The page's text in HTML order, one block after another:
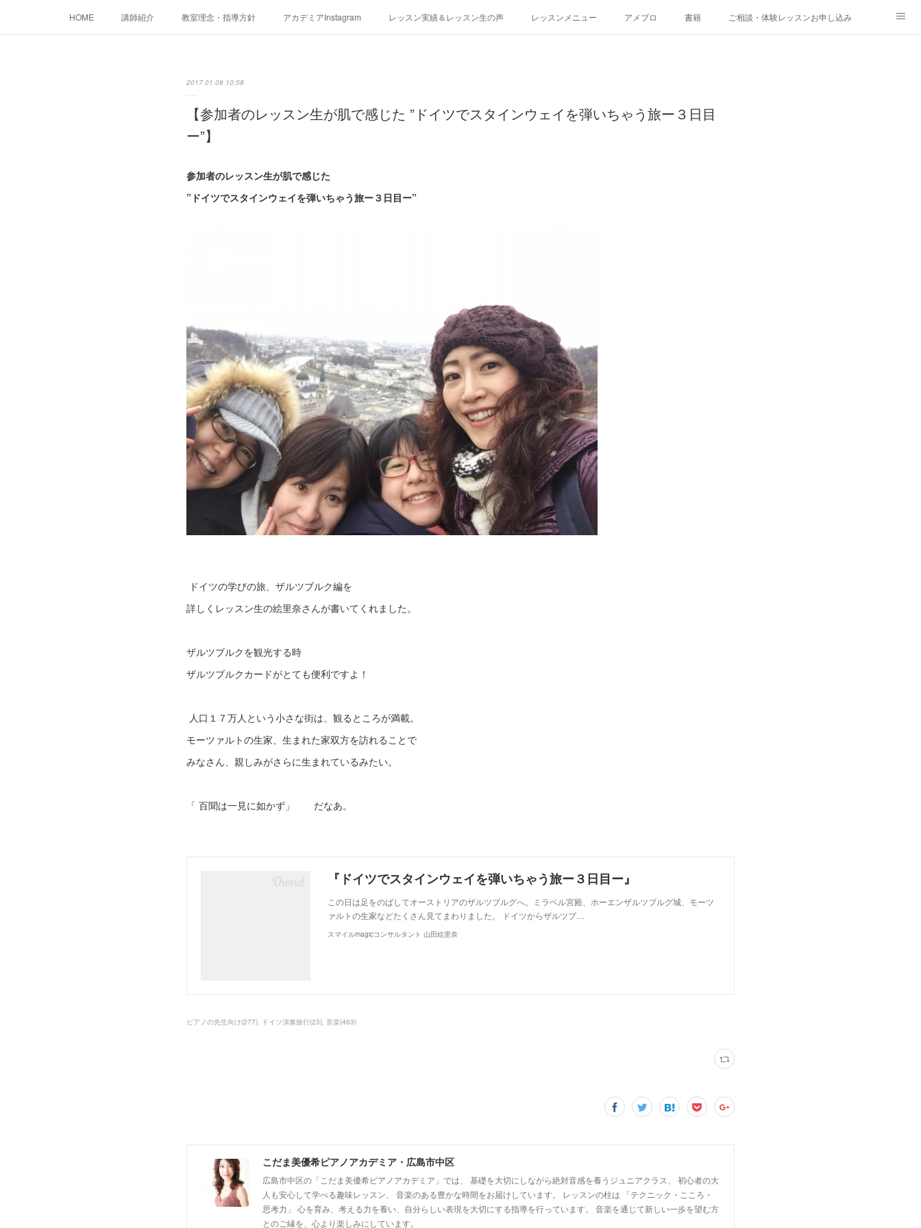
HOME 講師紹介 教室理念・指導方針 アカデミアInstagram レッスン実績＆レッスン生の声 レッスンメニュー アメブロ 書籍 ご相談・体験レッスンお申し込み
2017.01.08 10:58
【参加者のレッスン生が肌で感じた ”ドイツでスタインウェイを弾いちゃう旅ー３日目
ー”】
参加者のレッスン生が肌で感じた
”ドイツでスタインウェイを弾いちゃう旅ー３日目ー”
ドイツの学びの旅、ザルツブルク編を
詳しくレッスン生の絵里奈さんが書いてくれました。
ザルツブルクを観光する時
ザルツブルクカードがとても便利ですよ！
人口１７万人という小さな街は、観るところが満載。
モーツァルトの生家、生まれた家双方を訪れることで
みなさん、親しみがさらに生まれているみたい。
「 百聞は一見に如かず」 だなあ。
『ドイツでスタインウェイを弾いちゃう旅ー３日目ー』
この日は足をのばしてオーストリアのザルツブルグへ。ミラベル宮殿、ホーエンザルツブルグ城、モーツ
ァルトの生家などたくさん見てまわりました。 ドイツからザルツブ…
スマイルmagicコンサルタント 山田絵里奈
ピアノの先生向け(277) ドイツ演奏旅行(23) 音楽(463)
こだま美優希ピアノアカデミア・広島市中区
広島市中区の「こだま美優希ピアノアカデミア」では、 基礎を大切にしながら絶対音感を養うジュニアクラス、 初心者の大
人も安心して学べる趣味レッスン、 音楽のある豊かな時間をお届けしています。 レッスンの柱は 「テクニック・こころ・
思考力」 心を育み、考える力を養い、自分らしい表現を大切にする指導を行っています。 音楽を通じて新しい一歩を望む方
とのご縁を、心より楽しみにしています。